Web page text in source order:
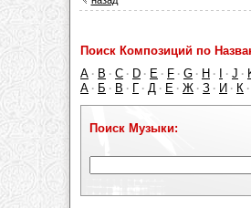
Поиск Композиций по
A · B · C · D · E · F · G · H · · J ·
А · Б · В · Г · Д · Е · Ж · З · И · К ·
Поиск Музыки: